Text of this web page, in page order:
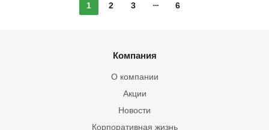
1 2 3 6
Компания
О компании
Акции
Новости
Корпоративная жизнь